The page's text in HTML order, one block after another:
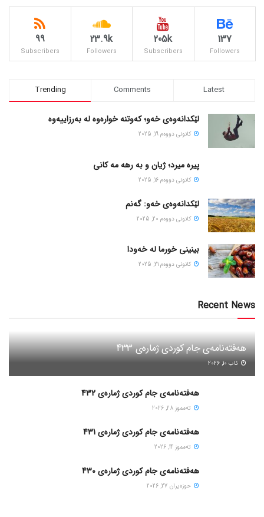
137
Followers
205k
Subscribers
23.9k
Followers
99
Subscribers
Trending Comments Latest
لێکدانەوەی خەو؛ کەوتنە خوارەوە لە بەرزاییەوە
كانونی دووه‌م 19, 2025
پیره میرد؛ ژیان و به رهه مه کانی
كانونی دووه‌م 16, 2025
لێکدانەوەی خەو: گەنم
كانونی دووه‌م 20, 2025
بینینی خورما لە خەودا
كانونی دووه‌م 21, 2025
Recent News
هەفتەنامەی جام کوردی ژمارەی 433
ئاب 10, 2026
هەفتەنامەی جام کوردی ژمارەی 432
ته‌مموز 28, 2026
هەفتەنامەی جام کوردی ژمارەی 431
ته‌مموز 14, 2026
هەفتەنامەی جام کوردی ژمارەی 430
حوزه‌یران 27, 2026